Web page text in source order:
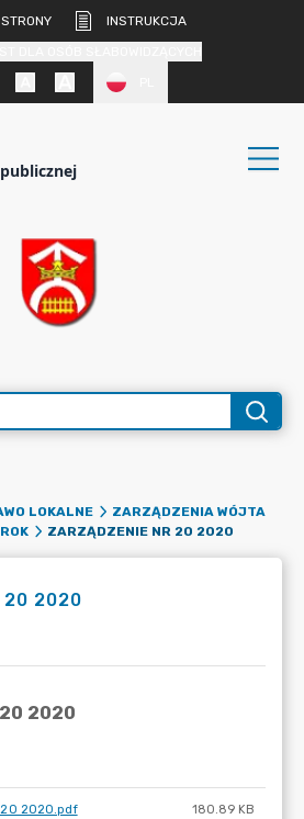
INSTRUKCJA
LOKALNE
ZARZĄDZENIA WÓJTA
ZARZĄDZENIE NR 20 2020
2020
20 2020.pdf 180.89 KB